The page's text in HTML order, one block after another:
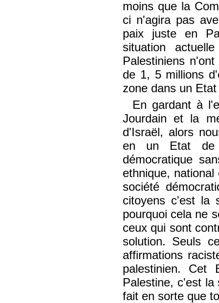
moins que la
ci n'agira pas
paix juste en
situation
Palestiniens
de 1, 5 millions
zone dans un
En gardant à
Jourdain et la
d'Israël, alors
en un Etat de
démocratique
ethnique,
société
citoyens c'est la
pourquoi cela ne
ceux qui sont
solution. Seuls
affirmations
palestinien. Cet
Palestine, c'est
fait en sorte que